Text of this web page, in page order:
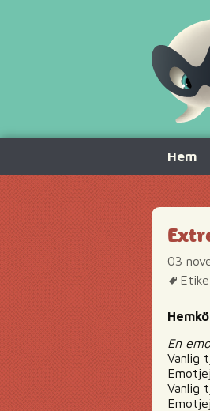
innehåll
Hem
03
En
Vanlig
Vanlig